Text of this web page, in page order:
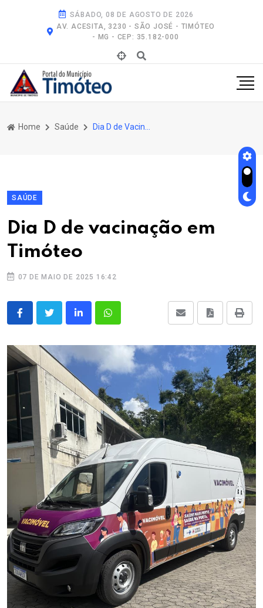
SÁBADO, 08 DE AGOSTO DE 2026
AV. ACESITA, 3230 - SÃO JOSÉ - TIMÓTEO
- MG - CEP: 35.182-000
Home Saúde
SAÚDE
Dia D de vacinação em
Timóteo
07 DE MAIO DE 2025 16:42